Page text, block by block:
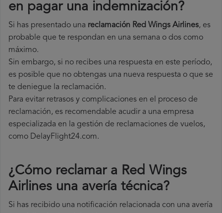
en pagar una indemnización?
Si has presentado una reclamación Red Wings Airlines, es
probable que te respondan en una semana o dos como
máximo.
Sin embargo, si no recibes una respuesta en este período,
es posible que no obtengas una nueva respuesta o que se
te deniegue la reclamación.
Para evitar retrasos y complicaciones en el proceso de
reclamación, es recomendable acudir a una empresa
especializada en la gestión de reclamaciones de vuelos,
como DelayFlight24.com.
¿Cómo reclamar a Red Wings
Airlines una avería técnica?
Si has recibido una notificación relacionada con una avería